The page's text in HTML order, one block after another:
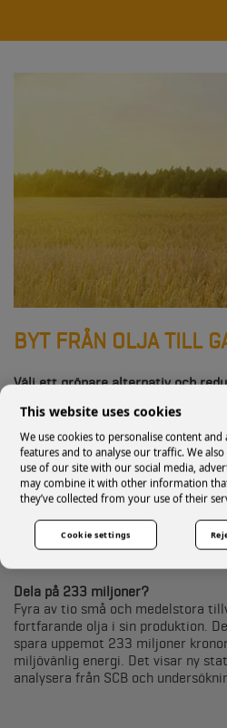
BYT FRÅN OLJA TILL
Välj ett grönare alternativ och
miljö. Nu kan vi även erbjuda
Dela på 233 miljoner?
Fyra av tio små och medelstora
fortfarande olja i sin produktion.
spara uppemot 233 miljoner
miljövänlig energi. Det visar ny
analysera från SCB och
This website uses cookies
We use cookies to personalise content
features and to analyse our traffic. We
use of our site with our social media,
may combine it with other information
they’ve collected from your use of their
Cookie settings